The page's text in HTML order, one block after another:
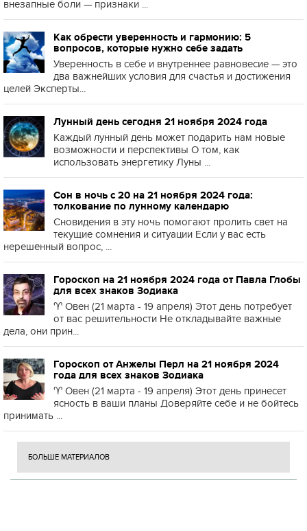
внезапные боли — признаки ...
Как обрести уверенность и гармонию: 5
вопросов, которые нужно себе задать
Уверенность в себе и внутреннее равновесие — это
два важнейших условия для счастья и достижения
целей Эксперты...
Лунный день сегодня 21 ноября 2024 года
Каждый лунный день может подарить нам новые
возможности и перспективы О том, как
использовать энергетику Луны ...
Сон в ночь с 20 на 21 ноября 2024 года:
толкование по лунному календарю
Сновидения в эту ночь помогают пролить свет на
текущие сомнения и ситуации Если у вас есть
нерешённый вопрос, ...
Гороскоп на 21 ноября 2024 года от Павла Глобы
для всех знаков Зодиака
♈️ Овен (21 марта - 19 апреля) Этот день потребует
от вас решительности Не откладывайте важные
дела, они прин...
Гороскоп от Анжелы Перл на 21 ноября 2024
года для всех знаков Зодиака
♈️ Овен (21 марта - 19 апреля) Этот день принесет
ясность в ваши планы Доверяйте себе и не бойтесь
принимать ...
БОЛЬШЕ МАТЕРИАЛОВ